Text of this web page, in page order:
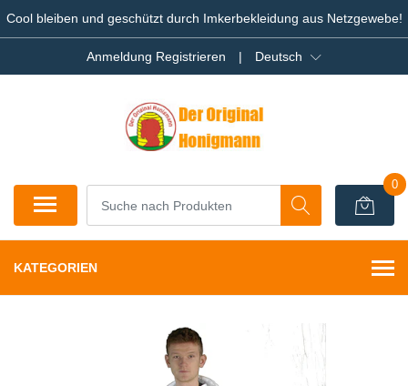
Cool bleiben und geschützt durch Imkerbekleidung aus Netzgewebe!
Anmeldung Registrieren | Deutsch
0
KATEGORIEN